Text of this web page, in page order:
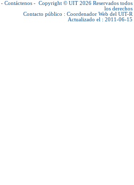
- Contáctenos - Copyright © UIT 2026 Reservados todos
los derechos
Contacto público : Coordenador Web del UIT-R
Actualizado el : 2011-06-15